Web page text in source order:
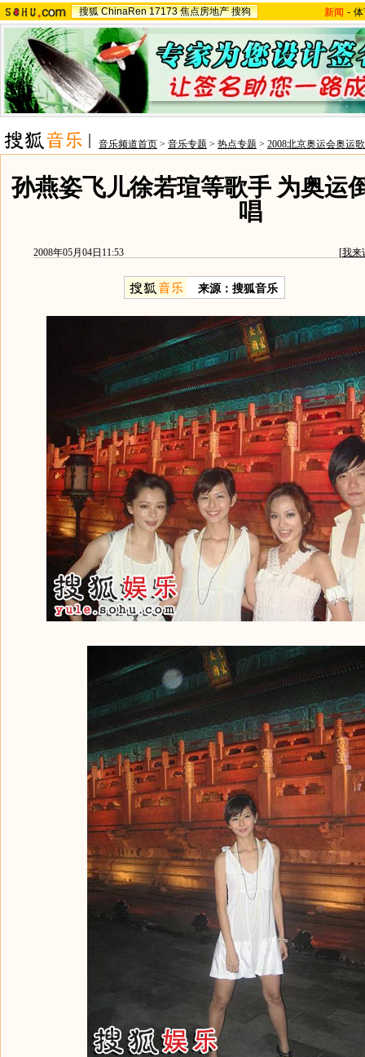
搜狐 ChinaRen 17173 焦点房地产 搜狗 新闻 -
音乐频道首页 > 音乐专题 > 热点专题 > 2008北京奥运会奥运
孙燕姿飞儿徐若瑄等歌手 为奥运
唱
2008年05月04日11:53 [我来
来源：搜狐音乐